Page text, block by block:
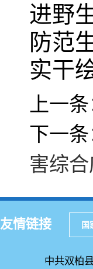
进野
防范
实干
上一条
下一条
害综
友情链接 国
中共双柏